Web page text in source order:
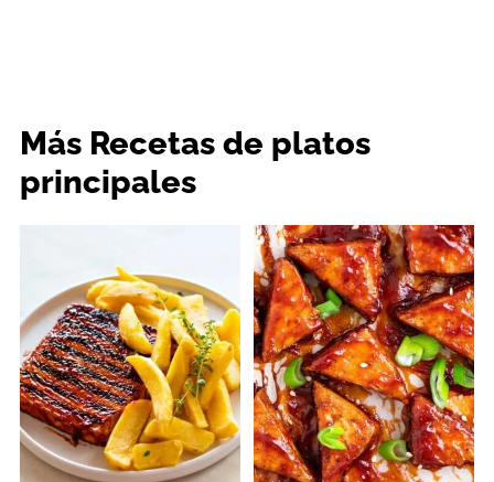
Más Recetas de platos
principales